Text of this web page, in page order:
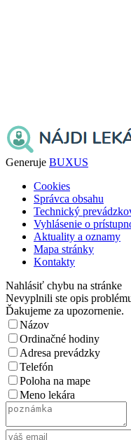
Generuje BUXUS
Cookies
Správca obsahu
Technický
Vyhlásenie o
Aktuality a oznamy
Mapa stránky
Kontakty
Nahlásiť chybu na stránke
Nevyplnili ste opis
Ďakujeme za upozornenie.
Názov
Ordinačné hodiny
Adresa prevádzky
Telefón
Poloha na mape
Meno lekára